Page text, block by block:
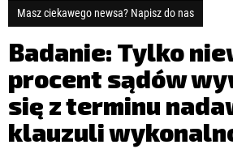
LICENCJA
REJESTRACJA
KONTAKT
NOWE TECHNOLOGIE
SPOŁECZEŃSTWO
EDUKACJA
MEDIA
Masz ciekawego newsa? Napisz do nas
Badanie: Tylko
procent sądów
się z terminu
klauzuli